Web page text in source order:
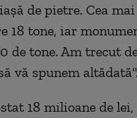
de pietre. Cea
18 tone, iar
de tone. Am trecut
vă spunem altădată".
18 milioane de